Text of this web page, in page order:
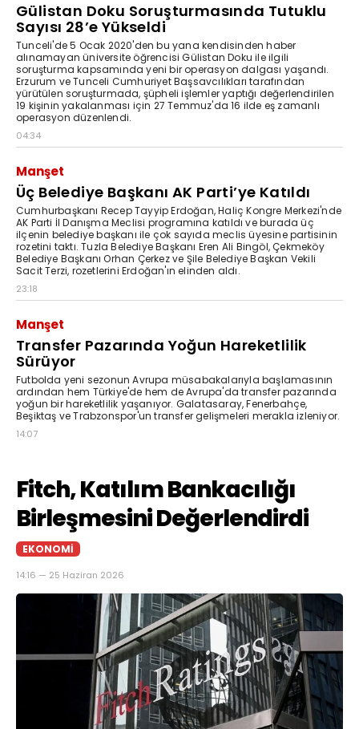
Gülistan Doku Soruşturmasında Tutuklu
Sayısı 28’e Yükseldi
Tunceli'de 5 Ocak 2020'den bu yana kendisinden haber
alınamayan üniversite öğrencisi Gülistan Doku ile ilgili
soruşturma kapsamında yeni bir operasyon dalgası yaşandı.
Erzurum ve Tunceli Cumhuriyet Başsavcılıkları tarafından
yürütülen soruşturmada, şüpheli işlemler yaptığı değerlendirilen
19 kişinin yakalanması için 27 Temmuz'da 16 ilde eş zamanlı
operasyon düzenlendi.
04:34
Manşet
Üç Belediye Başkanı AK Parti’ye Katıldı
Cumhurbaşkanı Recep Tayyip Erdoğan, Haliç Kongre Merkezi'nde
AK Parti İl Danışma Meclisi programına katıldı ve burada üç
ilçenin belediye başkanı ile çok sayıda meclis üyesine partisinin
rozetini taktı. Tuzla Belediye Başkanı Eren Ali Bingöl, Çekmeköy
Belediye Başkanı Orhan Çerkez ve Şile Belediye Başkan Vekili
Sacit Terzi, rozetlerini Erdoğan'ın elinden aldı.
23:18
Manşet
Transfer Pazarında Yoğun Hareketlilik
Sürüyor
Futbolda yeni sezonun Avrupa müsabakalarıyla başlamasının
ardından hem Türkiye'de hem de Avrupa'da transfer pazarında
yoğun bir hareketlilik yaşanıyor. Galatasaray, Fenerbahçe,
Beşiktaş ve Trabzonspor'un transfer gelişmeleri merakla izleniyor.
14:07